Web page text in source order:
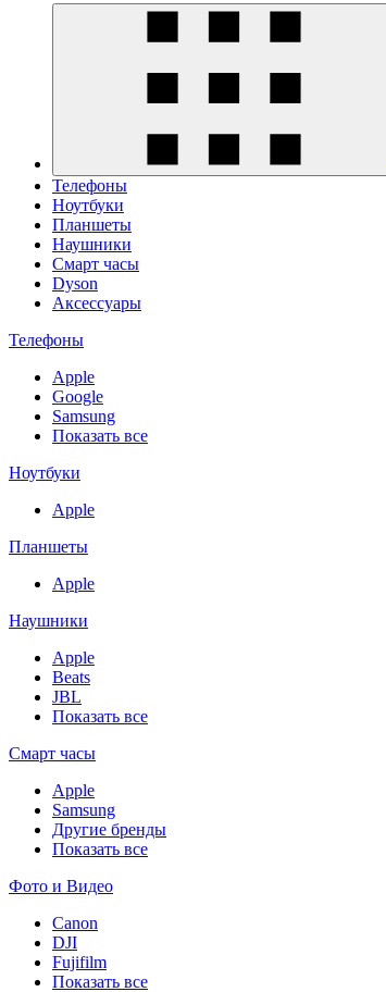
Телефоны
Ноутбуки
Планшеты
Наушники
Смарт часы
Dyson
Аксессуары
Телефоны
Apple
Google
Samsung
Показать все
Ноутбуки
Apple
Планшеты
Apple
Наушники
Apple
Beats
JBL
Показать все
Смарт часы
Apple
Samsung
Другие бренды
Показать все
Фото и Видео
Canon
DJI
Fujifilm
Показать все